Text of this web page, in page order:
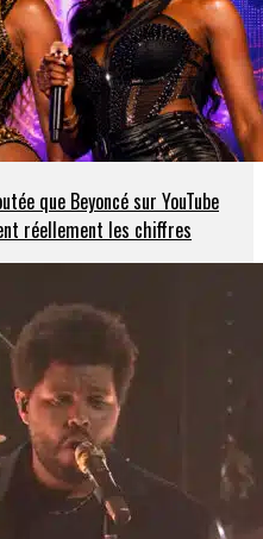
que Beyoncé sur YouTube
réellement les chiffres